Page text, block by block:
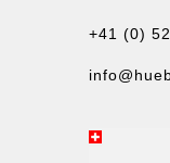
+41 (0)